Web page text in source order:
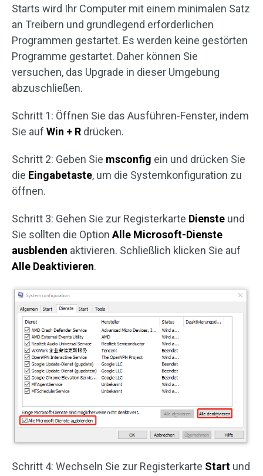
Starts wird Ihr Computer mit einem minimalen Satz
an Treibern und grundlegend erforderlichen
Programmen gestartet. Es werden keine gestörten
Programme gestartet. Daher können Sie
versuchen, das Upgrade in dieser Umgebung
abzuschließen.
Schritt 1: Öffnen Sie das Ausführen-Fenster, indem
Sie auf Win + R drücken.
Schritt 2: Geben Sie msconfig ein und drücken Sie
die Eingabetaste, um die Systemkonfiguration zu
öffnen.
Schritt 3: Gehen Sie zur Registerkarte Dienste und
Sie sollten die Option Alle Microsoft-Dienste
ausblenden aktivieren. Schließlich klicken Sie auf
Alle Deaktivieren.
Schritt 4: Wechseln Sie zur Registerkarte Start und